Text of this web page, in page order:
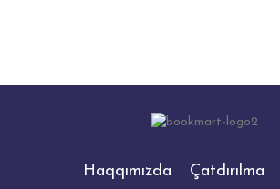
Haqqımızda Çatdırılma